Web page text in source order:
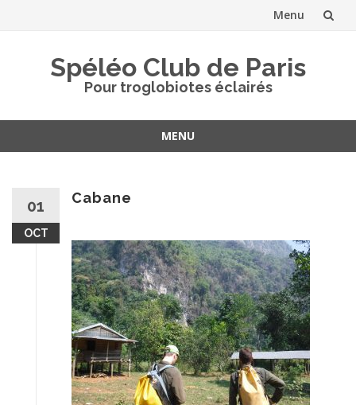
Menu
Spéléo Club de Paris
Pour troglobiotes éclairés
MENU
01
OCT
Cabane